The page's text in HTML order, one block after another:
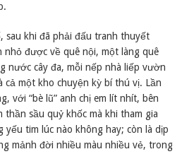
sau khi đã phải đấu tranh thuyết
nhỏ được về quê nội, một làng quê
nước cây đa, mỗi nếp nhà liếp vườn
cả một kho chuyện kỳ bí thú vị. Lần
với “bè lũ” anh chị em lít nhít, bên
sầu quỷ khốc mà khi tham gia
tim lúc nào không hay; còn là dịp
mảnh đời nhiều màu nhiều vẻ, trong